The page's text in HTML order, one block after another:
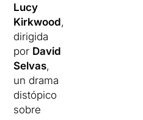
Lucy
Kirkwood,
dirigida
por David
Selvas,
un drama
distópico
sobre